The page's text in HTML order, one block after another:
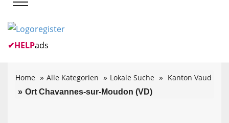
✔HELPads
Home Alle Kategorien Lokale Suche Kanton Vaud
Ort Chavannes-sur-Moudon (VD)